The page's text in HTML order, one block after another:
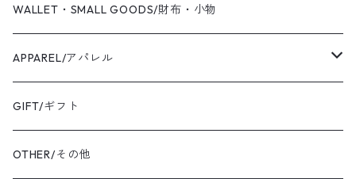
PIERCED EARRINGS/ピアス
EAR CUFF/イヤーカフ
BANGLE・BRACELET/バングル・ブレスレット
K18YG/K18イエローゴールド
CANVAS/帆布
LEATHER/皮革
トートバッグ
ショルダーバッグ
WALLET・SMALL GOODS/財布・小物
APPAREL/アパレル
TOPS/トップス
SHIRT・BLOUSE/シャツ・ブラウス
OUTER/アウター
GIFT/ギフト
OTHER/その他